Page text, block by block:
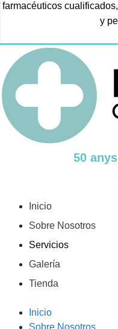
farmacéuticos
y
50
Inicio
Sobre Nosotros
Servicios
Galería
Tienda
Inicio
Sobre Nosotros